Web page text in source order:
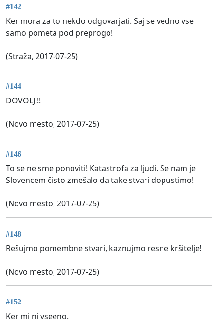
#142
Ker mora za to nekdo odgovarjati. Saj se vedno vse
samo pometa pod preprogo!
(Straža, 2017-07-25)
#144
DOVOLJ!!!
(Novo mesto, 2017-07-25)
#146
To se ne sme ponoviti! Katastrofa za ljudi. Se nam je
Slovencem čisto zmešalo da take stvari dopustimo!
(Novo mesto, 2017-07-25)
#148
Rešujmo pomembne stvari, kaznujmo resne kršitelje!
(Novo mesto, 2017-07-25)
#152
Ker mi ni vseeno.